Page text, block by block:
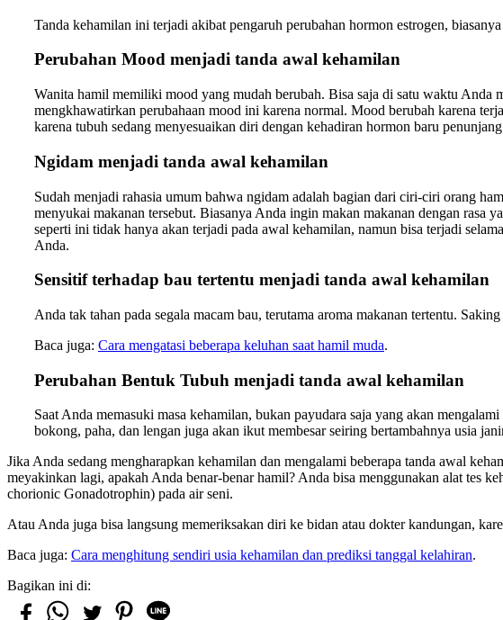
Tanda kehamilan ini terjadi akibat pengaruh perubahan hormon estrogen,
Perubahan Mood menjadi tanda awal kehamilan
Wanita hamil memiliki mood yang mudah berubah. Bisa saja di satu waktu Anda
mengkhawatirkan perubahaan mood ini karena normal. Mood berubah karena
karena tubuh sedang menyesuaikan diri dengan kehadiran hormon baru
Ngidam menjadi tanda awal kehamilan
Sudah menjadi rahasia umum bahwa ngidam adalah bagian dari ciri-ciri orang
menyukai makanan tersebut. Biasanya Anda ingin makan makanan dengan rasa
seperti ini tidak hanya akan terjadi pada awal kehamilan, namun bisa terjadi
Anda.
Sensitif terhadap bau tertentu menjadi tanda awal kehamilan
Anda tak tahan pada segala macam bau, terutama aroma makanan tertentu.
Baca juga: Cara mengatasi beberapa keluhan saat hamil muda.
Perubahan Bentuk Tubuh menjadi tanda awal kehamilan
Saat Anda memasuki masa kehamilan, bukan payudara saja yang akan
bokong, paha, dan lengan juga akan ikut membesar seiring bertambahnya usia
Jika Anda sedang mengharapkan kehamilan dan mengalami beberapa tanda awal
meyakinkan lagi, apakah Anda benar-benar hamil? Anda bisa menggunakan alat tes
chorionic Gonadotrophin) pada air seni.
Atau Anda juga bisa langsung memeriksakan diri ke bidan atau dokter kandungan,
Baca juga: Cara menghitung sendiri usia kehamilan dan prediksi tanggal kelahiran.
Bagikan ini di: